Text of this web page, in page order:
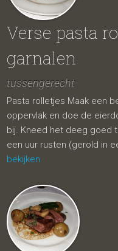
Verse pasta
garnalen
tussengerecht
Pasta rolletjes Maak een
oppervlak en doe de
bij. Kneed het deeg goed
een uur rusten (gerold in
bekijken